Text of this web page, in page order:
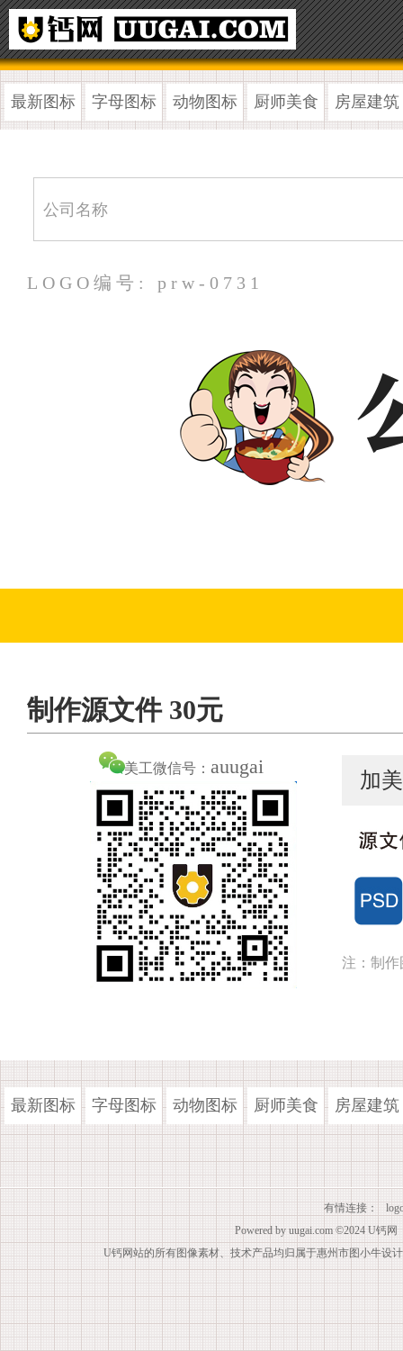
最新图标 字母图标 动物图标 厨师美食 房屋建筑
LOGO编号: prw-0731
制作源文件 30元
美工微信号： auugai
加
注：制作
最新图标 字母图标 动物图标 厨师美食 房屋建筑
有情连接：
Powered by uugai.com ©2024 U钙网
U钙网站的所有图像素材、技术产品均归属于惠州市图小牛设